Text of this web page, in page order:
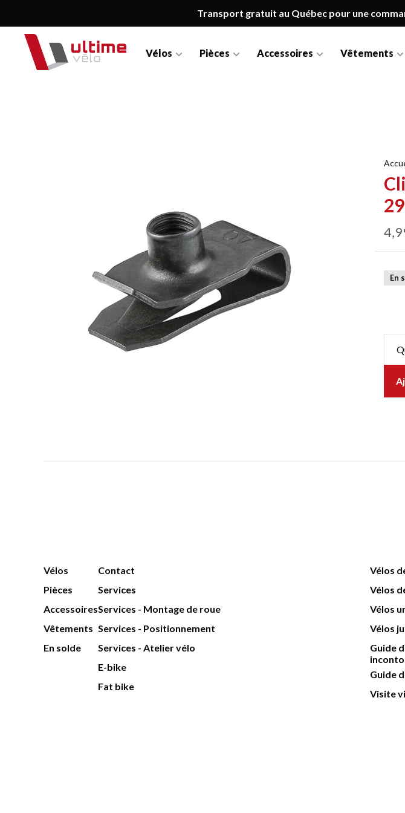
Transport gratuit au Québec pour une
Vélos Pièces Accessoires Vêtements
29
En
Vélos
Pièces
Accessoires
Vêtements
En solde
Contact
Services
Services - Montage de roue
Services - Positionnement
Services - Atelier vélo
E-bike
Fat bike
Vélos
Vélos
Vélos
Vélos
Guide
Guide
Visite